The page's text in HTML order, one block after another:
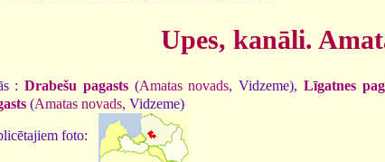
Upes, kanāli.
: Drabešu pagasts(Amatas novads, Vidzeme), Līgatnes
(Amatas novads, Vidzeme)
foto: